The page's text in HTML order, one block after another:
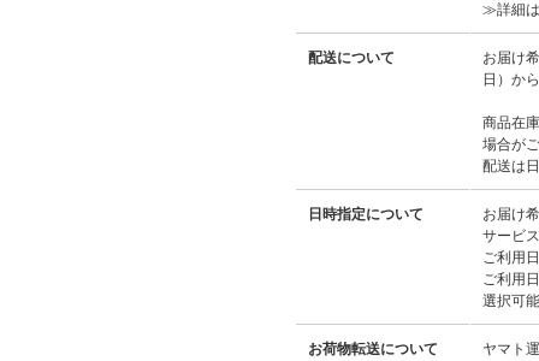
≫詳細
配送について
お届け
日）か
商品在
場合が
配送は
日時指定について
お届け
サービ
ご利用
ご利用
選択可
お荷物転送について
ヤマト